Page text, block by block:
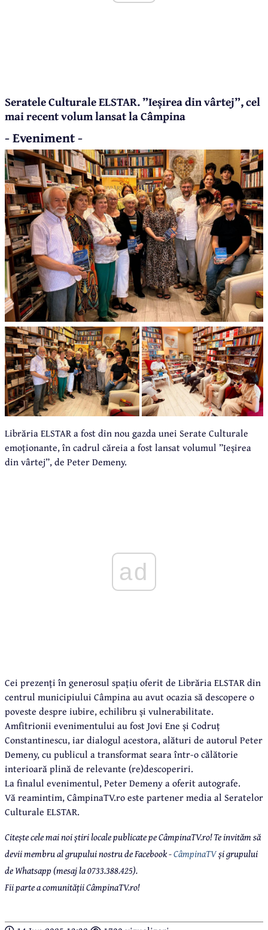
Seratele Culturale ELSTAR. ”Ieșirea din vârtej”, cel
mai recent volum lansat la Câmpina
- Eveniment -
Librăria ELSTAR a fost din nou gazda unei Serate Culturale
emoționante, în cadrul căreia a fost lansat volumul ”Ieșirea
din vârtej”, de Peter Demeny.
ad
Cei prezenți în generosul spațiu oferit de Librăria ELSTAR din
centrul municipiului Câmpina au avut ocazia să descopere o
poveste despre iubire, echilibru și vulnerabilitate.
Amfitrionii evenimentului au fost Jovi Ene și Codruț
Constantinescu, iar dialogul acestora, alături de autorul Peter
Demeny, cu publicul a transformat seara într-o călătorie
interioară plină de relevante (re)descoperiri.
La finalul evenimentul, Peter Demeny a oferit autografe.
Vă reamintim, CâmpinaTV.ro este partener media al Seratelor
Culturale ELSTAR.
Citește cele mai noi știri locale publicate pe CâmpinaTV.ro! Te invităm să
devii membru al grupului nostru de Facebook -CâmpinaTVși grupului
de Whatsapp (mesaj la 0733.388.425).
Fii parte a comunității CâmpinaTV.ro!